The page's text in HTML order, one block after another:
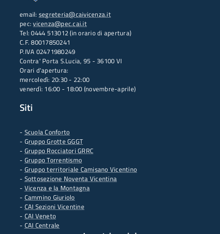
email: segreteria@caivicenza.it
pec:vicenza@pec.cai.it
Tel: 0444 513012 (in orario di apertura)
C.F. 80017850241
P.IVA 02471980249
Contra' Porta S.Lucia, 95 - 36100 VI
Orari d'apertura:
mercoledì: 20:30 - 22:00
venerdì: 16:00 - 18:00 (novembre-aprile)
Siti
- Scuola Conforto
- Gruppo Grotte GGGT
- Gruppo Rocciatori GRRC
- Gruppo Torrentismo
- Gruppo territoriale Camisano Vicentino
- Sottosezione Noventa Vicentina
- Vicenza e la Montagna
- Cammino Giuriolo
- CAI Sezioni Vicentine
- CAI Veneto
- CAI Centrale